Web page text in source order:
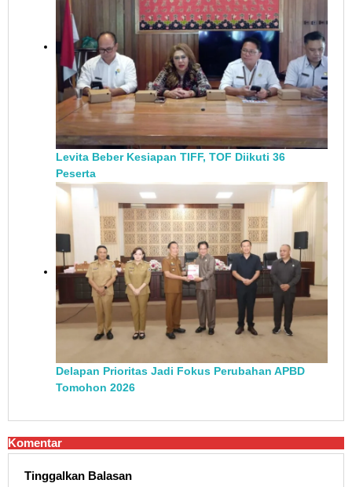
Levita Beber Kesiapan TIFF, TOF Diikuti 36
Peserta
Delapan Prioritas Jadi Fokus Perubahan APBD
Tomohon 2026
Komentar
Tinggalkan Balasan